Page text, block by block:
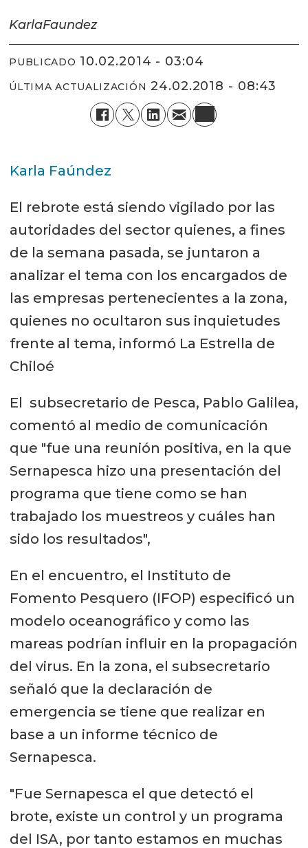
KarlaFaundez
PUBLICADO 10.02.2014 - 03:04
ÚLTIMA ACTUALIZACIÓN 24.02.2018 - 08:43
Karla Faúndez
El rebrote está siendo vigilado por las
autoridades del sector quienes, a fines
de la semana pasada, se juntaron a
analizar el tema con los encargados de
las empresas pertenecientes a la zona,
quienes no ocultaron sus inquietudes
frente al tema, informó La Estrella de
Chiloé
El subsecretario de Pesca, Pablo Galilea,
comentó al medio de comunicación
que "fue una reunión positiva, en la que
Sernapesca hizo una presentación del
programa que tiene como se han
trabajado los muestreos y cuáles han
sido los resultados",
En el encuentro, el Instituto de
Fomento Pesquero (IFOP) especificó un
modelo oceanográfico y como las
mareas podrían influir en la propagación
del virus. En la zona, el subsecretario
señaló que la declaración de
emergencia se tiene que realizar en
base a un informe técnico de
Sernapesca.
"Fue Sernapesca el que detectó el
brote, existe un control y un programa
del ISA, por tanto estamos en muchas